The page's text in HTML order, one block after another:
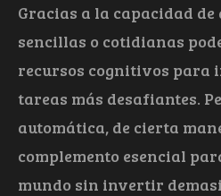
Gracias a la capacidad
sencillas o cotidianas
recursos cognitivos para
tareas más desafiantes.
automática, de cierta
complemento esencial
mundo sin invertir